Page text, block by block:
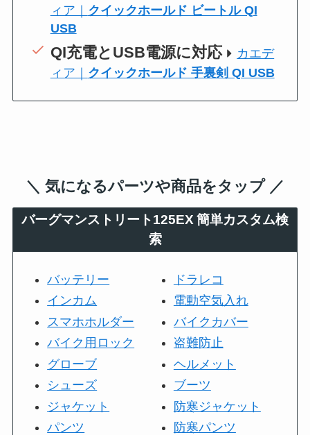
ィア｜ クイックホールド ビートル QI
USB
QI充電とUSB電源に対応
カエデ
ィア｜ クイックホールド 手裏剣 QI USB
＼ 気になるパーツや商品をタップ ／
バーグマンストリート125EX 簡単カスタム検
索
バッテリー
インカム
スマホホルダー
バイク用ロック
グローブ
シューズ
ジャケット
パンツ
ドラレコ
電動空気入れ
バイクカバー
盗難防止
ヘルメット
ブーツ
防寒ジャケット
防寒パンツ